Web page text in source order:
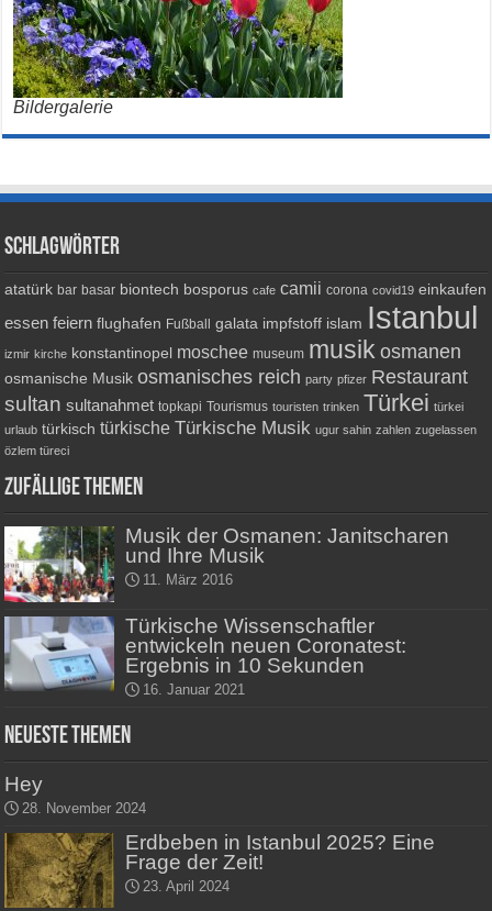
Bildergalerie
Schlagwörter
atatürk bar basar biontech bosporus cafe camii corona covid19 einkaufen
essen feiern flughafen Fußball galata impfstoff islam Istanbul
izmir kirche konstantinopel moschee museum musik osmanen
osmanische Musik osmanisches reich party pfizer Restaurant
sultan sultanahmet topkapi Tourismus touristen trinken Türkei türkei
urlaub türkisch türkische Türkische Musik ugur sahin zahlen zugelassen
özlem türeci
Zufällige Themen
Musik der Osmanen: Janitscharen
und Ihre Musik
11. März 2016
Türkische Wissenschaftler
entwickeln neuen Coronatest:
Ergebnis in 10 Sekunden
16. Januar 2021
Neueste Themen
Hey
28. November 2024
Erdbeben in Istanbul 2025? Eine
Frage der Zeit!
23. April 2024